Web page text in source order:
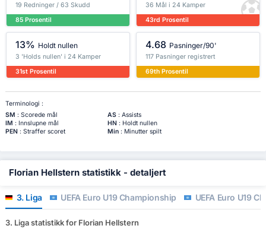
19 Redninger / 63 Skudd
85 Prosentil
36 Mål i 24 Kamper
43rd Prosentil
13% Holdt nullen
3 'Holds nullen' i 24 Kamper
31st Prosentil
4.68 Pasninger/90'
117 Pasninger registrert
69th Prosentil
Terminologi :
SM : Scorede mål AS: Assists
IM : Innslupne mål HN : Holdt nullen
PEN : Straffer scoret Min: Minutter spilt
Florian Hellstern statistikk - detaljert
3. Liga UEFA Euro U19 Championship UEFA Euro U19
3. Liga statistikk for Florian Hellstern